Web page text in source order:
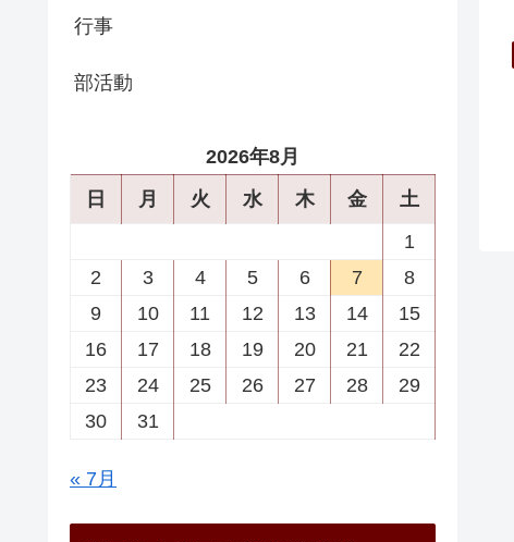
行事
部活動
2026年8月
日
月 火 水 木 金
土
1
2
3 4 5 6 7
8
9
10 11 12 13 14
15
16
17 18 19 20 21
22
23
24 25 26 27 28
29
30
31
« 7月